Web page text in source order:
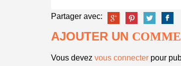
Partager avec:
AJOUTER UN
Vous devez vous connecter pour